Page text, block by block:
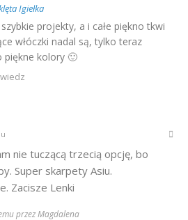
Igiełka
projekty, a i całe piękno tkwi
włóczki nadal są, tylko teraz
kolory 🙂
nie tuczącą trzecią opcję, bo
Super skarpety Asiu.
Zacisze Lenki
przez Magdalena